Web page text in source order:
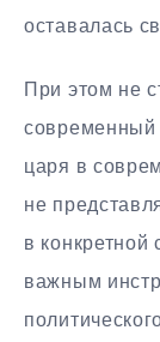
оставалась
При этом не
современный
царя в
не
в
важным